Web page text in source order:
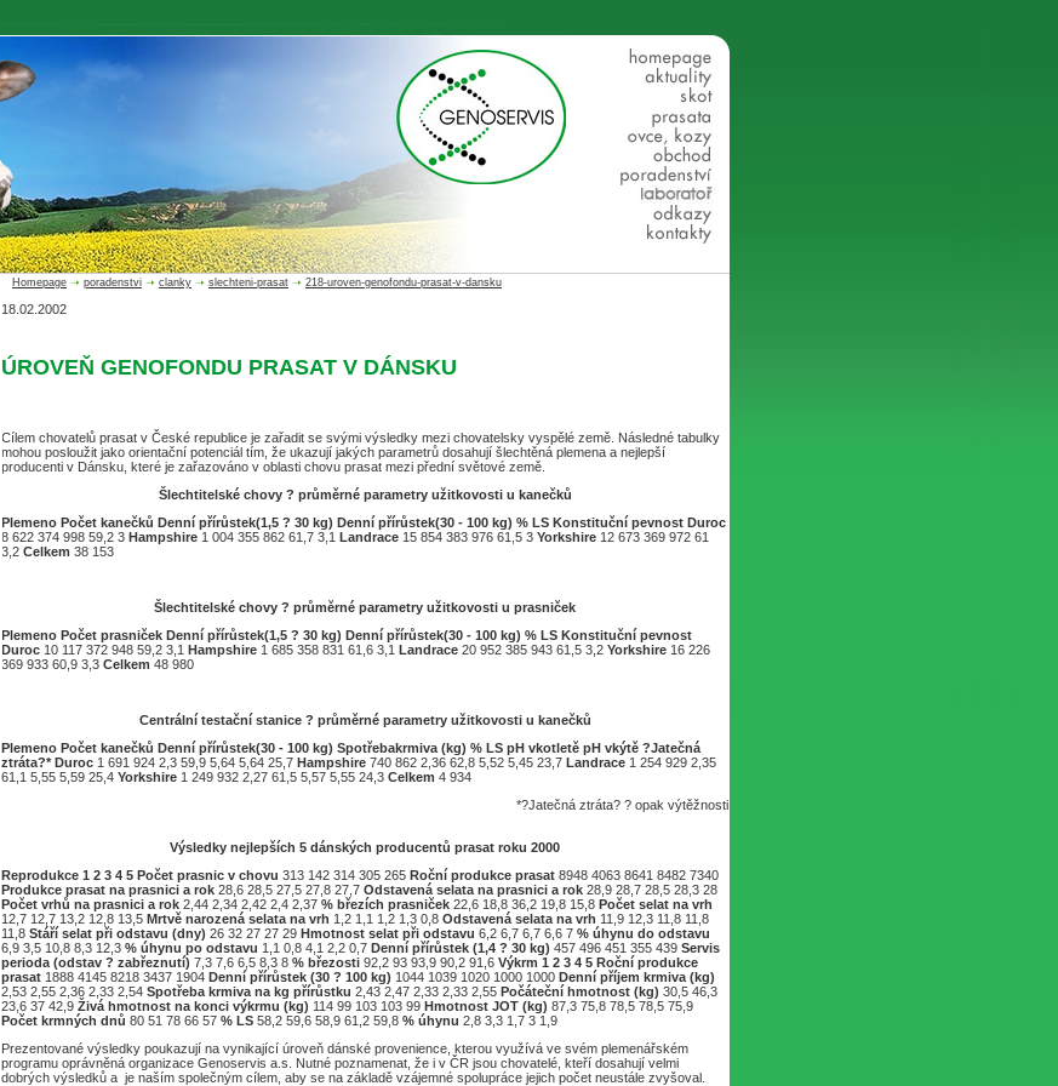
Homepage ➝ poradenstvi ➝ clanky ➝ slechteni-prasat ➝ 218-uroven-genofondu-prasat-v-dansku
18.02.2002
ÚROVEŇ GENOFONDU PRASAT V DÁNSKU
Cílem chovatelů prasat v České republice je zařadit se svými výsledky mezi chovatelsky vyspělé země. Následné tabulky
mohou posloužit jako orientační potenciál tím, že ukazují jakých parametrů dosahují šlechtěná plemena a nejlepší
producenti v Dánsku, které je zařazováno v oblasti chovu prasat mezi přední světové země.
Šlechtitelské chovy ? průměrné parametry užitkovosti u kanečků
Plemeno Počet kanečků Denní přírůstek(1,5 ? 30 kg) Denní přírůstek(30 - 100 kg) % LS Konstituční pevnost Duroc
8 622 374 998 59,2 3 Hampshire 1 004 355 862 61,7 3,1 Landrace 15 854 383 976 61,5 3 Yorkshire 12 673 369 972 61
3,2 Celkem 38 153
Šlechtitelské chovy ? průměrné parametry užitkovosti u prasniček
Plemeno Počet prasniček Denní přírůstek(1,5 ? 30 kg) Denní přírůstek(30 - 100 kg) % LS Konstituční pevnost
Duroc 10 117 372 948 59,2 3,1 Hampshire 1 685 358 831 61,6 3,1 Landrace 20 952 385 943 61,5 3,2 Yorkshire 16 226
369 933 60,9 3,3 Celkem 48 980
Centrální testační stanice ? průměrné parametry užitkovosti u kanečků
Plemeno Počet kanečků Denní přírůstek(30 - 100 kg) Spotřebakrmiva (kg) % LS pH vkotletě pH vkýtě ?Jatečná
ztráta?* Duroc 1 691 924 2,3 59,9 5,64 5,64 25,7 Hampshire 740 862 2,36 62,8 5,52 5,45 23,7 Landrace 1 254 929 2,35
61,1 5,55 5,59 25,4 Yorkshire 1 249 932 2,27 61,5 5,57 5,55 24,3 Celkem 4 934
*?Jatečná ztráta? ? opak výtěžnosti
Výsledky nejlepších 5 dánských producentů prasat roku 2000
Reprodukce 1 2 3 4 5 Počet prasnic v chovu 313 142 314 305 265 Roční produkce prasat 8948 4063 8641 8482 7340
Produkce prasat na prasnici a rok 28,6 28,5 27,5 27,8 27,7 Odstavená selata na prasnici a rok 28,9 28,7 28,5 28,3 28
Počet vrhů na prasnici a rok 2,44 2,34 2,42 2,4 2,37 % březích prasniček 22,6 18,8 36,2 19,8 15,8 Počet selat na vrh
12,7 12,7 13,2 12,8 13,5 Mrtvě narozená selata na vrh 1,2 1,1 1,2 1,3 0,8 Odstavená selata na vrh 11,9 12,3 11,8 11,8
11,8 Stáří selat při odstavu (dny) 26 32 27 27 29 Hmotnost selat při odstavu 6,2 6,7 6,7 6,6 7 % úhynu do odstavu
6,9 3,5 10,8 8,3 12,3 % úhynu po odstavu 1,1 0,8 4,1 2,2 0,7 Denní přírůstek (1,4 ? 30 kg) 457 496 451 355 439 Servis
perioda (odstav ? zabřeznutí) 7,3 7,6 6,5 8,3 8 % březosti 92,2 93 93,9 90,2 91,6 Výkrm 1 2 3 4 5 Roční produkce
prasat 1888 4145 8218 3437 1904 Denní přírůstek (30 ? 100 kg) 1044 1039 1020 1000 1000 Denní příjem krmiva (kg)
2,53 2,55 2,36 2,33 2,54 Spotřeba krmiva na kg přírůstku 2,43 2,47 2,33 2,33 2,55 Počáteční hmotnost (kg) 30,5 46,3
23,6 37 42,9 Živá hmotnost na konci výkrmu (kg) 114 99 103 103 99 Hmotnost JOT (kg) 87,3 75,8 78,5 78,5 75,9
Počet krmných dnů 80 51 78 66 57 % LS 58,2 59,6 58,9 61,2 59,8 % úhynu 2,8 3,3 1,7 3 1,9
Prezentované výsledky poukazují na vynikající úroveň dánské provenience, kterou využívá ve svém plemenářském
programu oprávněná organizace Genoservis a.s. Nutné poznamenat, že i v ČR jsou chovatelé, kteří dosahují velmi
dobrých výsledků a je naším společným cílem, aby se na základě vzájemné spolupráce jejich počet neustále zvyšoval.